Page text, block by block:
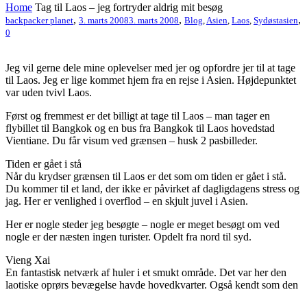
Home Tag til Laos – jeg fortryder aldrig mit besøg
backpacker planet, 3. marts 20083. marts 2008, Blog Asien Laos Sydøstasien,
0
Jeg vil gerne dele mine oplevelser med jer og opfordre jer til at tage
til Laos. Jeg er lige kommet hjem fra en rejse i Asien. Højdepunktet
var uden tvivl Laos.
Først og fremmest er det billigt at tage til Laos – man tager en
flybillet til Bangkok og en bus fra Bangkok til Laos hovedstad
Vientiane. Du får visum ved grænsen – husk 2 pasbilleder.
Tiden er gået i stå
Når du krydser grænsen til Laos er det som om tiden er gået i stå.
Du kommer til et land, der ikke er påvirket af dagligdagens stress og
jag. Her er venlighed i overflod – en skjult juvel i Asien.
Her er nogle steder jeg besøgte – nogle er meget besøgt om ved
nogle er der næsten ingen turister. Opdelt fra nord til syd.
Vieng Xai
En fantastisk netværk af huler i et smukt område. Det var her den
laotiske oprørs bevægelse havde hovedkvarter. Også kendt som den